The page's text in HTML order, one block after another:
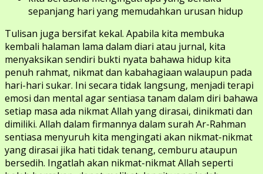
sepanjang hari yang memudahkan urusan hidup
Tulisan juga bersifat kekal. Apabila kita membuka
kembali halaman lama dalam diari atau jurnal, kita
menyaksikan sendiri bukti nyata bahawa hidup kita
penuh rahmat, nikmat dan kabahagiaan walaupun pada
hari-hari sukar. Ini secara tidak langsung, menjadi terapi
emosi dan mental agar sentiasa tanam dalam diri bahawa
setiap masa ada nikmat Allah yang dirasai, dinikmati dan
dimiliki. Allah dalam firmannya dalam surah Ar-Rahman
sentiasa menyuruh kita mengingati akan nikmat-nikmat
yang dirasai jika hati tidak tenang, cemburu ataupun
bersedih. Ingatlah akan nikmat-nikmat Allah seperti